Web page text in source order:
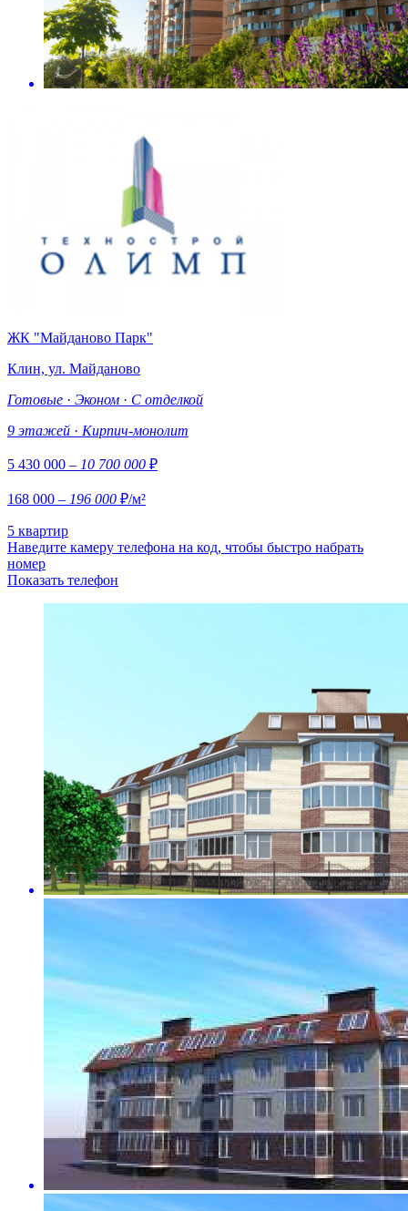
ЖК "Майданово Парк"
Клин, ул. Майданово
Готовые · Эконом · С отделкой
9 этажей · Кирпич-монолит
5 430 000 – 10 700 000 ₽
168 000 – 196 000 ₽/м²
5 квартир
Наведите камеру телефона на код, чтобы быстро набрать
номер
Показать телефон